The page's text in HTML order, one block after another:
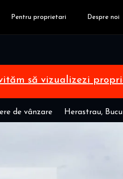
Pentru proprietari Despre noi
să vizualizezi
de vânzare Herastrau,